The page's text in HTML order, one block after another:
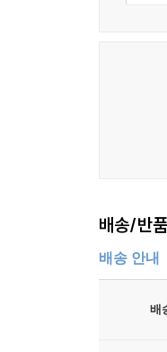
배송/반
배송 안내
배